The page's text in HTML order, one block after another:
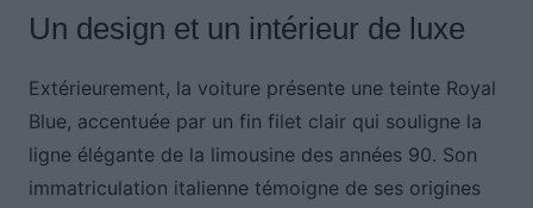
Un design et un intérieur de luxe
Extérieurement, la voiture présente une teinte Royal
Blue, accentuée par un fin filet clair qui souligne la
ligne élégante de la limousine des années 90. Son
immatriculation italienne témoigne de ses origines